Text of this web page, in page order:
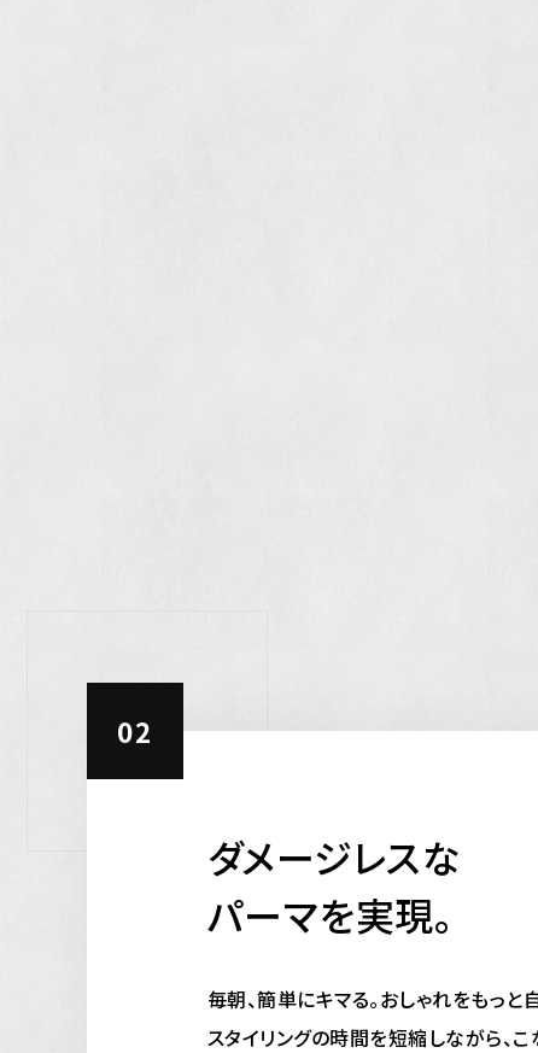
02
ダメージレスな
パーマを実現。
毎朝、簡単にキマる。おしゃれをもっと
スタイリングの時間を短縮しながら、